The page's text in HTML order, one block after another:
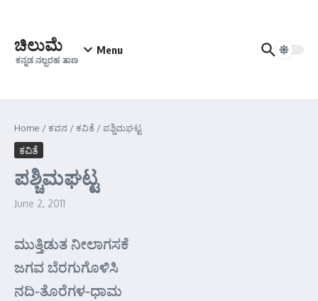
ಚಿಲುಮೆ
ಕನ್ನಡ ನಲ್ಬರಹ ತಾಣ
Menu
Home /ಕವನ /ಕವಿತೆ /ಪಶ್ಚಿಮಘಟ್ಟ
ಕವಿತೆ
ಪಶ್ಚಿಮಘಟ್ಟ
June 2, 2011
ಮುತ್ತಿಡುತ ನೀಲಾಗಸಕೆ
ಜಗವ ಬೆರಗುಗೊಳಿಸಿ
ನದಿ-ತೊರೆಗಳ-ಧಾಮ